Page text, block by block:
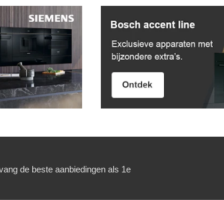
de beste aanbiedingen als 1e